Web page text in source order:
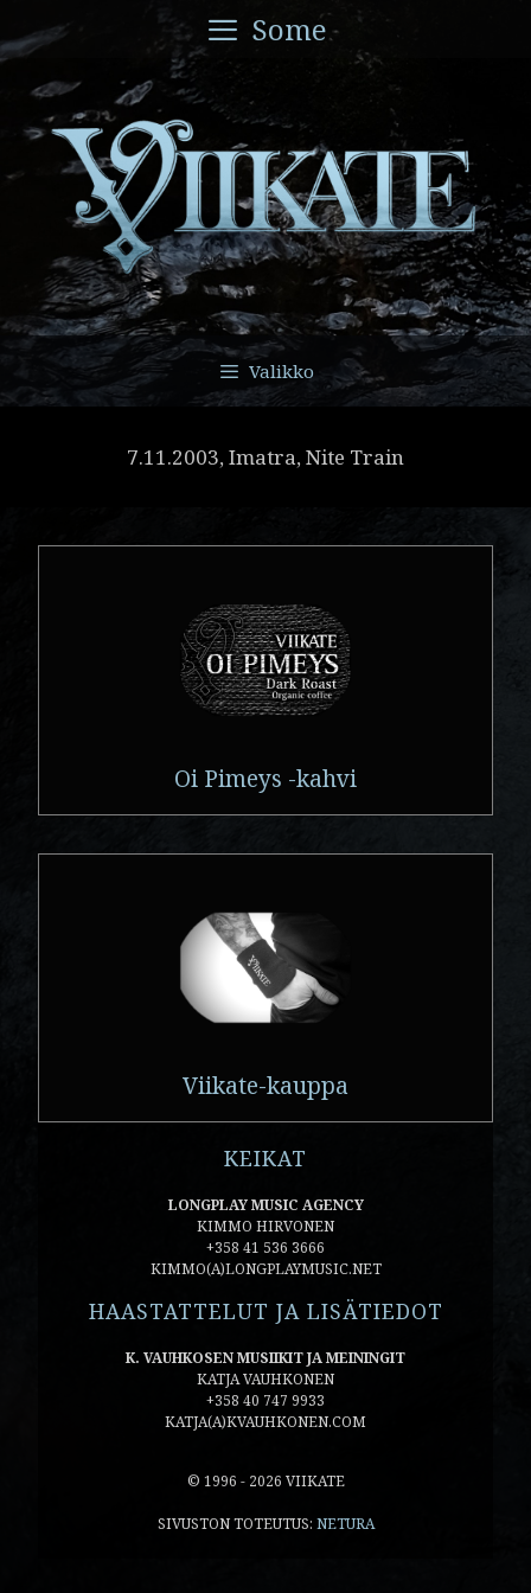
sisältöön
Some
Valikko
7.11.2003, Imatra, Nite Train
Oi Pimeys -kahvi
Viikate-kauppa
KEIKAT
LONGPLAY MUSIC AGENCY
KIMMO HIRVONEN
+358 41 536 3666
KIMMO(A)LONGPLAYMUSIC.NET
HAASTATTELUT JA LISÄTIEDOT
K. VAUHKOSEN MUSIIKIT JA MEININGIT
KATJA VAUHKONEN
+358 40 747 9933
KATJA(A)KVAUHKONEN.COM
© 1996 - 2026 VIIKATE
SIVUSTON TOTEUTUS: NETURA